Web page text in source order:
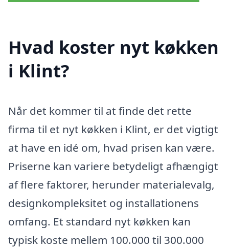
Hvad koster nyt køkken
i Klint?
Når det kommer til at finde det rette
firma til et nyt køkken i Klint, er det vigtigt
at have en idé om, hvad prisen kan være.
Priserne kan variere betydeligt afhængigt
af flere faktorer, herunder materialevalg,
designkompleksitet og installationens
omfang. Et standard nyt køkken kan
typisk koste mellem 100.000 til 300.000